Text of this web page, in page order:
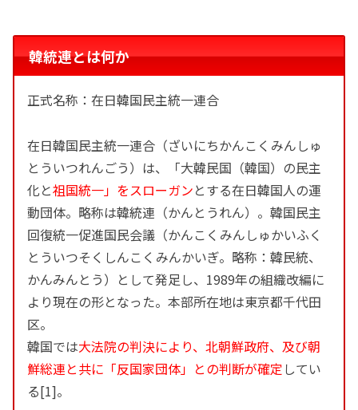
韓統連とは何か
正式名称：在日韓国民主統一連合
在日韓国民主統一連合（ざいにちかんこくみんしゅ
とういつれんごう）は、「大韓民国（韓国）の民主
化と祖国統一」をスローガンとする在日韓国人の運
動団体。略称は韓統連（かんとうれん）。韓国民主
回復統一促進国民会議（かんこくみんしゅかいふく
とういつそくしんこくみんかいぎ。略称：韓民統、
かんみんとう）として発足し、1989年の組織改編に
より現在の形となった。本部所在地は東京都千代田
区。
韓国では大法院の判決により、北朝鮮政府、及び朝
鮮総連と共に「反国家団体」との判断が確定 してい
る[1]。